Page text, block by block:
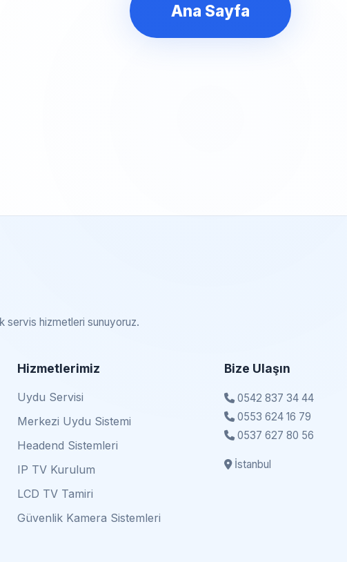
Ana Sayfa
servis hizmetleri sunuyoruz.
Hizmetlerimiz
Uydu Servisi
Merkezi Uydu Sistemi
Headend Sistemleri
IP TV Kurulum
LCD TV Tamiri
Güvenlik Kamera Sistemleri
Bize Ulaşın
0542 837 34 44
0553 624 16 79
0537 627 80 56
İstanbul